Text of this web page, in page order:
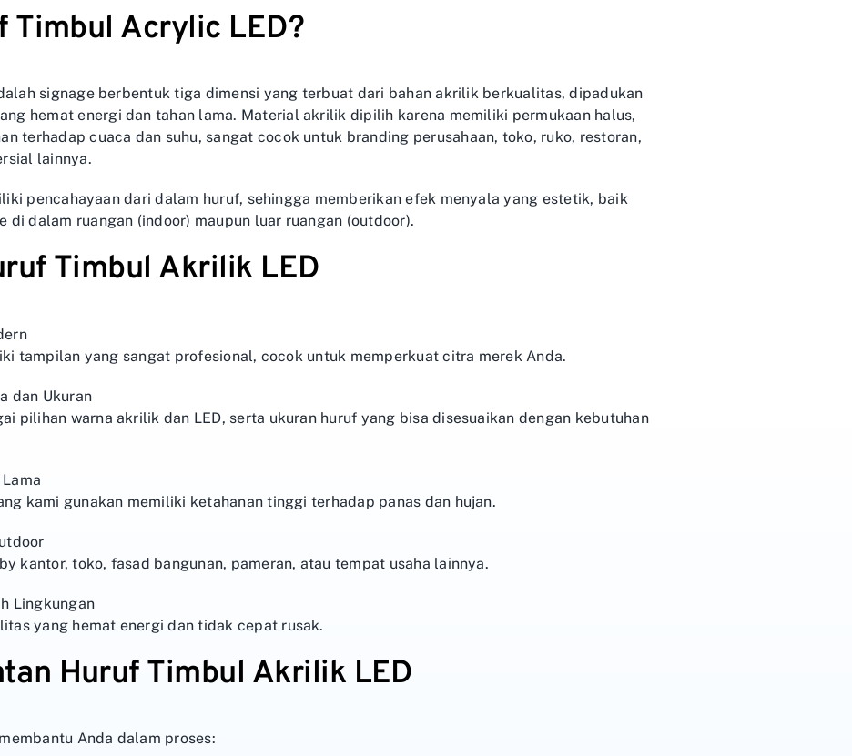
Timbul Acrylic LED?
signage berbentuk tiga dimensi yang terbuat dari bahan akrilik berkualitas, dipadukan
hemat energi dan tahan lama. Material akrilik dipilih karena memiliki permukaan halus,
terhadap cuaca dan suhu, sangat cocok untuk branding perusahaan, toko, ruko, restoran,
lainnya.
pencahayaan dari dalam huruf, sehingga memberikan efek menyala yang estetik, baik
di dalam ruangan (indoor) maupun luar ruangan (outdoor).
Timbul Akrilik LED
tampilan yang sangat profesional, cocok untuk memperkuat citra merek Anda.
dan Ukuran
pilihan warna akrilik dan LED, serta ukuran huruf yang bisa disesuaikan dengan kebutuhan
kami gunakan memiliki ketahanan tinggi terhadap panas dan hujan.
kantor, toko, fasad bangunan, pameran, atau tempat usaha lainnya.
Lingkungan
yang hemat energi dan tidak cepat rusak.
Huruf Timbul Akrilik LED
Anda dalam proses: